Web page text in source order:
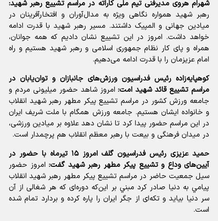
شهرام هروی مدیرفنی تیم ملی کاراته در مراسم تشییع رهبر شهید:
رهبر شهید همواره نگاهی ویژه به مدال‌آوران و افتخارآفرینان در
میادین جهانی و المپیک داشتند. مسیر رهبر شهید با قدرت ادامه
خواهد داشت. امروز در این تشییع نشان دادیم که همه جوانان،
همراه و پای کار نظام جمهوری اسلامی و رهبر شهید هستیم و راه
امام عزیزمان را با قدرت ادامه می‌دهیم.
کوهپایه‌زاده رئیس فدراسیون ورزش‌های جانبازان و توان‌یابان در
مراسم تشییع قائد شهید امت: امروز شاهد حضور میلیونی مردم و
جامعه ورزش کشور در مراسم تشییع پیکر مطهر رهبر شهید انقلاب
و خانواده ایشان هستیم. جامعه ورزش همگام با ملت شریف ایران
در این مراسم حضور پیدا کرد تا نشان دهد علاوه بر میادین ورزشی،
در میدان فرهنگی و بیعت با رهبر معظم انقلاب هم پرچمدار است.
حمید عزیزی رئیس فدراسیون گلف امروز ۱۵ تیرماه با حضور در
آیین‌های وداع و تشییع پیکر مطهر رهبر شهید گفت: امروز حضور
سيل جمعيت حاضر در مراسم تشييع پيكر مطهر رهبر شهيد انقلاب
پيامي به دنيا صادر كرد مبني بر اين‌که دوره‌ای که هر شغالی از آن
سر دنیا بیاید و تکه‌ای از جگر ایران را پاره کرده و بردارد تمام شده
است.